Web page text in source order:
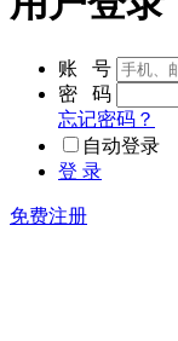
账 号
密 码
忘记密码？
自动登录
登 录
免费注册